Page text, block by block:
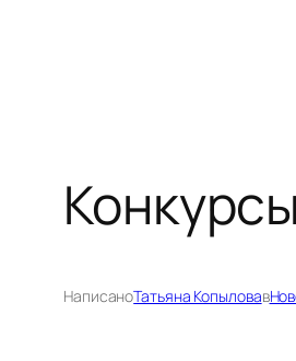
НаписаноТатьяна Копыловав